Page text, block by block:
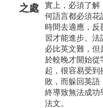
之處
實上，必須了解
何語言都必須花
時間去適應，反
習才能進步。法
必比英文難，但
於較晚才開始從
起，很容易受到
敗，而躲回英語
終導致無法成功
法文。